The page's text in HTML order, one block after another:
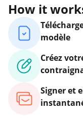
How it
modèle
Créez
Signer et